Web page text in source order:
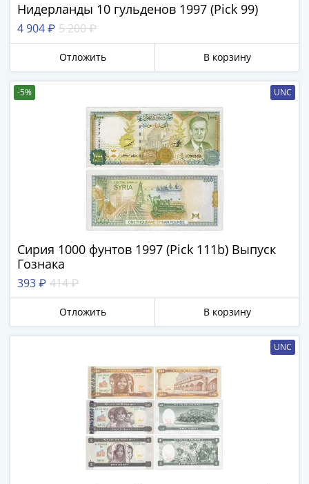
Нидерланды 10 гульденов 1997 (Рick 99)
4 904 ₽ 5 200 ₽
Отложить В корзину
-5% UNC
Сирия 1000 фунтов 1997 (Pick 111b) Выпуск
Гознака
393 ₽ 414 ₽
Отложить В корзину
UNC